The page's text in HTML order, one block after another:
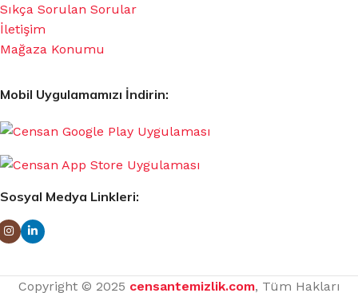
Sıkça Sorulan Sorular
İletişim
Mağaza Konumu
Mobil Uygulamamızı İndirin:
Sosyal Medya Linkleri:
Copyright © 2025 censantemizlik.com, Tüm Hakları